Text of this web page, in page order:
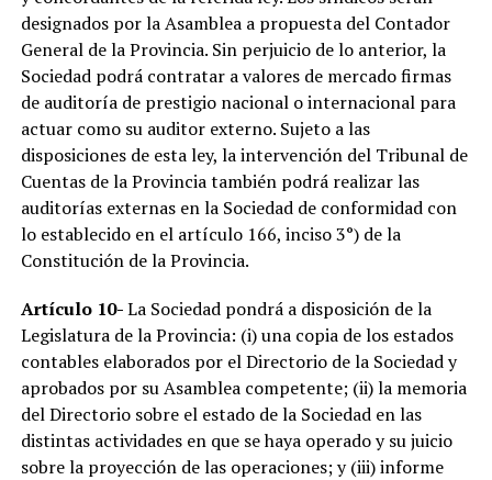
designados por la Asamblea a propuesta del Contador
General de la Provincia. Sin perjuicio de lo anterior, la
Sociedad podrá contratar a valores de mercado firmas
de auditoría de prestigio nacional o internacional para
actuar como su auditor externo. Sujeto a las
disposiciones de esta ley, la intervención del Tribunal de
Cuentas de la Provincia también podrá realizar las
auditorías externas en la Sociedad de conformidad con
lo establecido en el artículo 166, inciso 3°) de la
Constitución de la Provincia.
Artículo 10-La Sociedad pondrá a disposición de la
Legislatura de la Provincia: (i) una copia de los estados
contables elaborados por el Directorio de la Sociedad y
aprobados por su Asamblea competente; (ii) la memoria
del Directorio sobre el estado de la Sociedad en las
distintas actividades en que se haya operado y su juicio
sobre la proyección de las operaciones; y (iii) informe